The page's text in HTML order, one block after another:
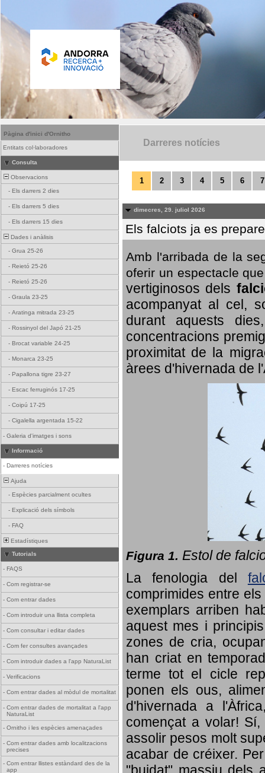
Pàgina d'inici d'Ornitho
Entitats col·laboradores
Consulta
Observacions
- Els darrers 2 dies
- Els darrers 5 dies
- Els darrers 15 dies
Dades i anàlisis
- Grua 25-26
- Reietó 25-26
- Reietó 25-26
- Graula 23-25
- Aratinga mitrada 23-25
- Rossinyol del Japó 21-25
- Brocat variable 24-25
- Monarca 23-25
- Papallona tigre 23-27
- Escac ferruginós 17-25
- Coipú 17-25
- Cigalella argentada 15-22
- Galeria d'imatges i sons
Informació
- Darreres notícies
Ajuda
- Espècies parcialment ocultes
- Explicació dels símbols
- FAQ
Estadístiques
Tutorials
- FAQS
- Com registrar-se
- Com entrar dades
- Com introduir una llista completa
- Com consultar i editar dades
- Com fer consultes avançades
- Com introduir dades a l'app NaturaList
- Verificacions
- Com entrar dades al mòdul de mortalitat
- Com entrar dades de mortalitat a l'app
NaturaList
- Ornitho i les espècies amenaçades
- Com entrar dades amb localitzacions
precises
- Com entrar llistes estàndard des de la
app
Darreres notícies
1 2 3 4 5 6 7
dimecres, 29. juliol 2026
Els falciots ja es
Amb l'arribada de la
oferir un espectacle
vertiginosos dels
acompanyat al cel,
durant aquests
concentracions
proximitat de la
àrees d'hivernada de
Figura 1. Estol de
La fenologia del
comprimides entre
exemplars arriben
aquest mes i
zones de cria,
han criat en
terme tot el cicle
ponen els ous,
d'hivernada a
començat a volar!
assolir pesos molt
acabar de créixer.